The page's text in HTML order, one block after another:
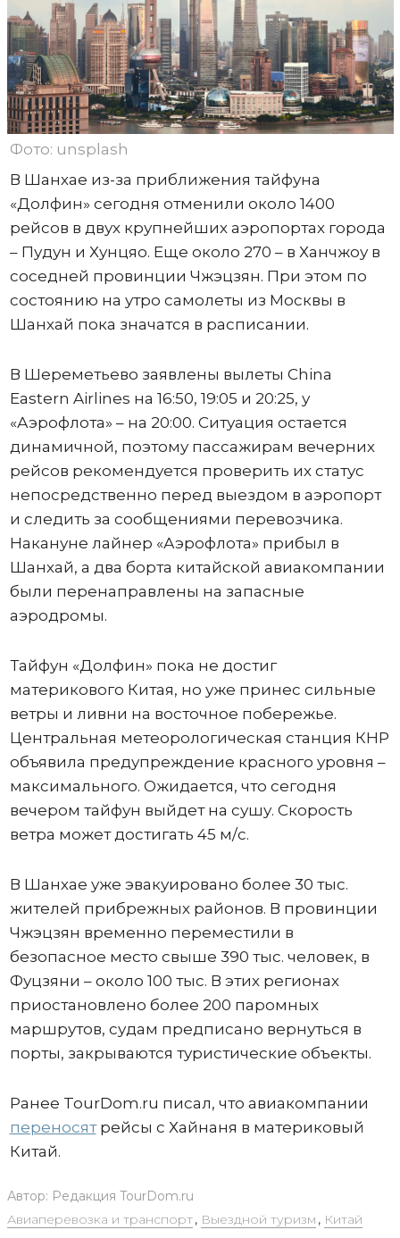
Фото: unsplash
В Шанхае из-за приближения тайфуна
«Долфин» сегодня отменили около 1400
рейсов в двух крупнейших аэропортах города
– Пудун и Хунцяо. Еще около 270 – в Ханчжоу в
соседней провинции Чжэцзян. При этом по
состоянию на утро самолеты из Москвы в
Шанхай пока значатся в расписании.
В Шереметьево заявлены вылеты China
Eastern Airlines на 16:50, 19:05 и 20:25, у
«Аэрофлота» – на 20:00. Ситуация остается
динамичной, поэтому пассажирам вечерних
рейсов рекомендуется проверить их статус
непосредственно перед выездом в аэропорт
и следить за сообщениями перевозчика.
Накануне лайнер «Аэрофлота» прибыл в
Шанхай, а два борта китайской авиакомпании
были перенаправлены на запасные
аэродромы.
Тайфун «Долфин» пока не достиг
материкового Китая, но уже принес сильные
ветры и ливни на восточное побережье.
Центральная метеорологическая станция КНР
объявила предупреждение красного уровня –
максимального. Ожидается, что сегодня
вечером тайфун выйдет на сушу. Скорость
ветра может достигать 45 м/с.
В Шанхае уже эвакуировано более 30 тыс.
жителей прибрежных районов. В провинции
Чжэцзян временно переместили в
безопасное место свыше 390 тыс. человек, в
Фуцзяни – около 100 тыс. В этих регионах
приостановлено более 200 паромных
маршрутов, судам предписано вернуться в
порты, закрываются туристические объекты.
Ранее TourDom.ru писал, что авиакомпании
переносятрейсы с Хайнаня в материковый
Китай.
Автор: Редакция TourDom.ru
Авиаперевозка и транспорт, Выездной туризм , Китай